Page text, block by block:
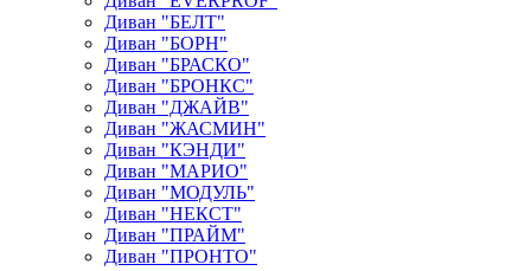
Диван "БЕЛТ"
Диван "БОРН"
Диван "БРАСКО"
Диван "БРОНКС"
Диван "ДЖАЙВ"
Диван "ЖАСМИН"
Диван "КЭНДИ"
Диван "МАРИО"
Диван "МОДУЛЬ"
Диван "НЕКСТ"
Диван "ПРАЙМ"
Диван "ПРОНТО"